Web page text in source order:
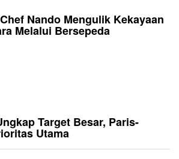
Nando Mengulik Kekayaan
Melalui Bersepeda
Target Besar, Paris-
Utama